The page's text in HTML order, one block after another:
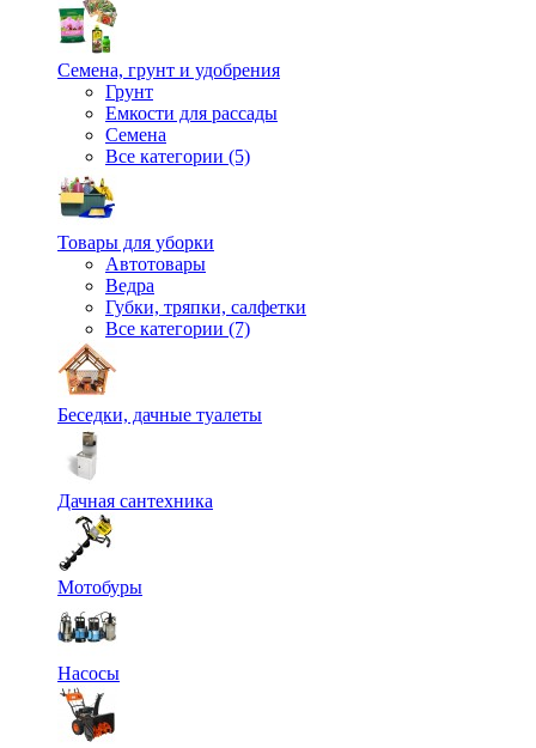
Семена, грунт и удобрения
Грунт
Емкости для рассады
Семена
Все категории (5)
Товары для уборки
Автотовары
Ведра
Губки, тряпки, салфетки
Все категории (7)
Беседки, дачные туалеты
Дачная сантехника
Мотобуры
Насосы